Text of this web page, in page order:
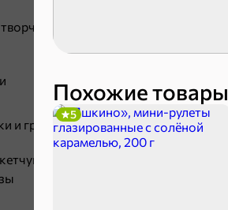
Похожие товары
5
и гренки Конфеты